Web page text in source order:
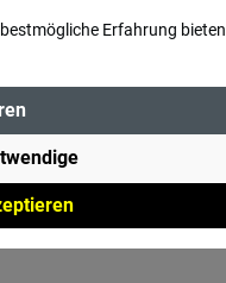
Erfahrung bieten